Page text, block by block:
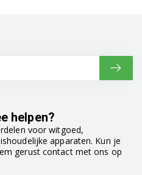
helpen?
voor witgoed,
apparaten. Kun je
gerust contact met ons op